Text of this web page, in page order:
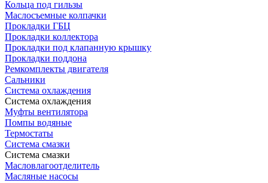
Кольца под гильзы
Маслосъемные колпачки
Прокладки ГБЦ
Прокладки коллектора
Прокладки под клапанную крышку
Прокладки поддона
Ремкомплекты двигателя
Сальники
Система охлаждения
Система охлаждения
Муфты вентилятора
Помпы водяные
Термостаты
Система смазки
Система смазки
Масловлагоотделитель
Масляные насосы